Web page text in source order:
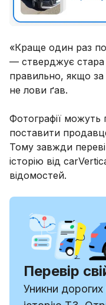
«Краще один раз
— стверджує стара
правильно, якщо
не лови ґав.
Фотографії можуть
поставити
Тому завжди
історію від
відомостей.
Перевір
Уникни